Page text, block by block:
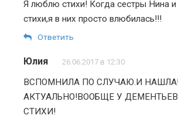
Я люблю стихи! Когда сестры Нина и
стихи,я в них просто влюбилась!!!
Ответить
Юлия 26.06.2017 в 12:30
ВСПОМНИЛА ПО СЛУЧАЮ.И
АКТУАЛЬНО!ВООБЩЕ У
СТИХИ!